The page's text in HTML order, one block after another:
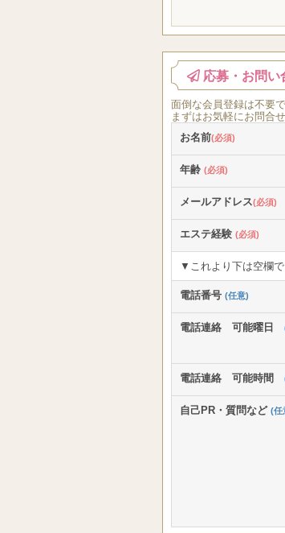
応募・お問い
面倒な会員登録は不要
まずはお気軽にお問合
お名前(必須)
年齢 (必須)
メールアドレス(必須)
エステ経験 (必須)
▼これより下は空欄で
電話番号 (任意)
電話連絡 可能曜日
電話連絡 可能時間
自己PR・質問など (任